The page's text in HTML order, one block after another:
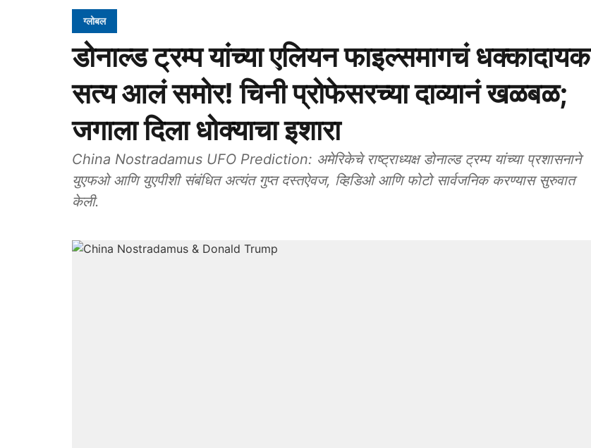
ग्लोबल
डोनाल्ड ट्रम्प यांच्या एलियन फाइल्समागचं धक्कादायक
सत्य आलं समोर! चिनी प्रोफेसरच्या दाव्यानं खळबळ;
जगाला दिला धोक्याचा इशारा
China Nostradamus UFO Prediction: अमेरिकेचे राष्ट्राध्यक्ष डोनाल्ड ट्रम्प यांच्या प्रशासनाने
युएफओ आणि युएपीशी संबंधित अत्यंत गुप्त दस्तऐवज, व्हिडिओ आणि फोटो सार्वजनिक करण्यास सुरुवात
केली.